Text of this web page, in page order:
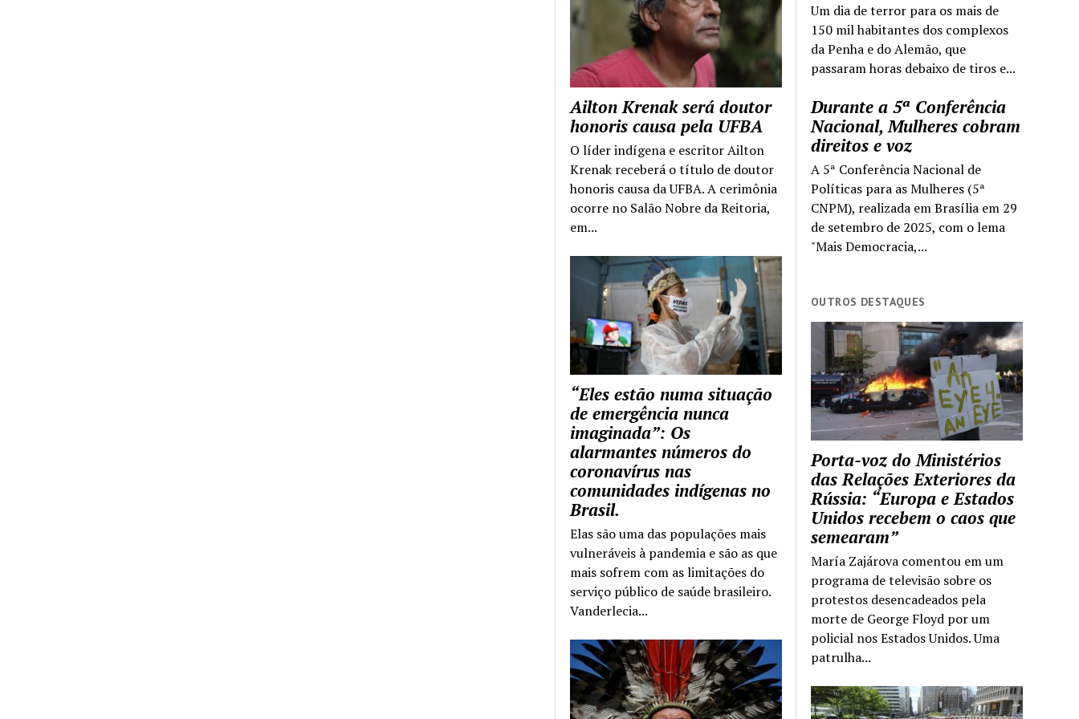
Um dia de terror para os mais de
150 mil habitantes dos complexos
da Penha e do Alemão, que
passaram horas debaixo de tiros e...
Durante a 5ª Conferência
Nacional, Mulheres cobram
direitos e voz
A 5ª Conferência Nacional de
Políticas para as Mulheres (5ª
CNPM), realizada em Brasília em 29
de setembro de 2025, com o lema
"Mais Democracia,...
OUTROS DESTAQUES
Porta-voz do Ministérios
das Relações Exteriores da
Rússia: “Europa e Estados
Unidos recebem o caos que
semearam”
María Zajárova comentou em um
programa de televisão sobre os
protestos desencadeados pela
morte de George Floyd por um
policial nos Estados Unidos. Uma
patrulha...
Ailton Krenak será doutor
honoris causa pela UFBA
O líder indígena e escritor Ailton
Krenak receberá o título de doutor
honoris causa da UFBA. A cerimônia
ocorre no Salão Nobre da Reitoria,
em...
“Eles estão numa situação
de emergência nunca
imaginada”: Os
alarmantes números do
coronavírus nas
comunidades indígenas no
Brasil.
Elas são uma das populações mais
vulneráveis à pandemia e são as que
mais sofrem com as limitações do
serviço público de saúde brasileiro.
Vanderlecia...